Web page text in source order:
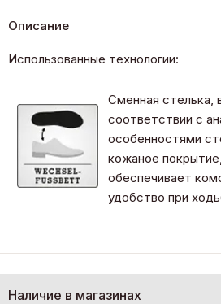
Описание
Использованные технологии:
Сменная стелька,
соответствии с
особенностями
кожаное
обеспечивает
удобство при
Наличие в магазинах